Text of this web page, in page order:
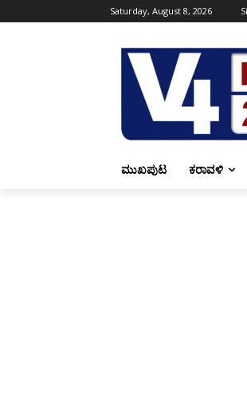
Saturday, August 8, 2026
ಮುಖಪುಟ ಕರಾವಳಿ